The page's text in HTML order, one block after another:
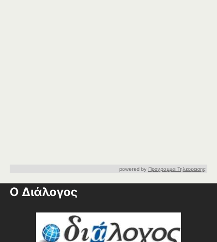
powered by Προγραμμα Τηλεορασης
Ο Διάλογος